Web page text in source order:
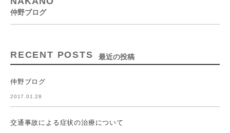
仲野ブログ
RECENT POSTS 最近の投稿
仲野ブログ
2017.01.28
交通事故による症状の治療について